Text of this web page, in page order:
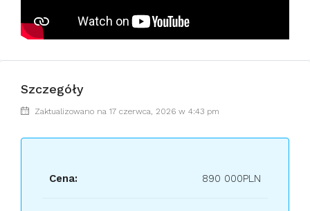
Szczegóły
Zaktualizowano na 17 czerwca, 2026 w 4:43 pm
Cena: 890 000PLN